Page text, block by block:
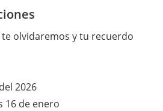
te olvidaremos y tu recuerdo
2026
16 de enero